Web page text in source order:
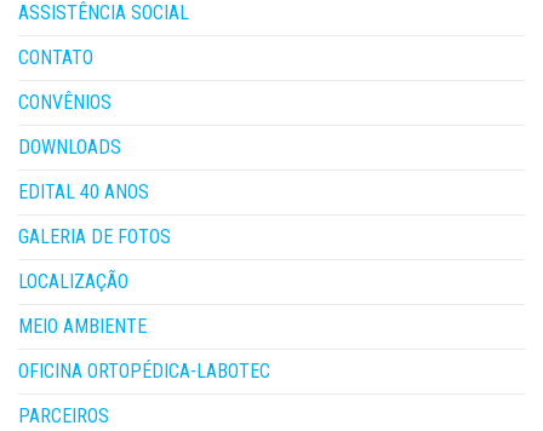
ASSISTÊNCIA SOCIAL
CONTATO
CONVÊNIOS
DOWNLOADS
EDITAL 40 ANOS
GALERIA DE FOTOS
LOCALIZAÇÃO
MEIO AMBIENTE
OFICINA ORTOPÉDICA-LABOTEC
PARCEIROS